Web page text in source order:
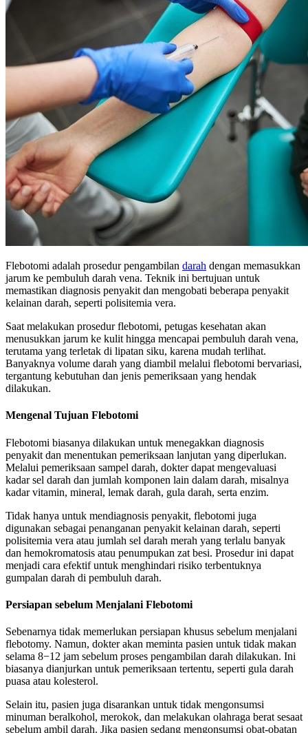
Flebotomi adalah prosedur pengambilan darah dengan memasukkan
jarum ke pembuluh darah vena. Teknik ini bertujuan untuk
memastikan diagnosis penyakit dan mengobati beberapa penyakit
kelainan darah, seperti polisitemia vera.
Saat melakukan prosedur flebotomi, petugas kesehatan akan
menusukkan jarum ke kulit hingga mencapai pembuluh darah vena,
terutama yang terletak di lipatan siku, karena mudah terlihat.
Banyaknya volume darah yang diambil melalui flebotomi bervariasi,
tergantung kebutuhan dan jenis pemeriksaan yang hendak
dilakukan.
Mengenal Tujuan Flebotomi
Flebotomi biasanya dilakukan untuk menegakkan diagnosis
penyakit dan menentukan pemeriksaan lanjutan yang diperlukan.
Melalui pemeriksaan sampel darah, dokter dapat mengevaluasi
kadar sel darah dan jumlah komponen lain dalam darah, misalnya
kadar vitamin, mineral, lemak darah, gula darah, serta enzim.
Tidak hanya untuk mendiagnosis penyakit, flebotomi juga
digunakan sebagai penanganan penyakit kelainan darah, seperti
polisitemia vera atau jumlah sel darah merah yang terlalu banyak
dan hemokromatosis atau penumpukan zat besi. Prosedur ini dapat
menjadi cara efektif untuk menghindari risiko terbentuknya
gumpalan darah di pembuluh darah.
Persiapan sebelum Menjalani Flebotomi
Sebenarnya tidak memerlukan persiapan khusus sebelum menjalani
flebotomy. Namun, dokter akan meminta pasien untuk tidak makan
selama 8−12 jam sebelum proses pengambilan darah dilakukan. Ini
biasanya dianjurkan untuk pemeriksaan tertentu, seperti gula darah
puasa atau kolesterol.
Selain itu, pasien juga disarankan untuk tidak mengonsumsi
minuman beralkohol, merokok, dan melakukan olahraga berat sesaat
sebelum ambil darah. Jika pasien sedang mengonsumsi obat-obatan